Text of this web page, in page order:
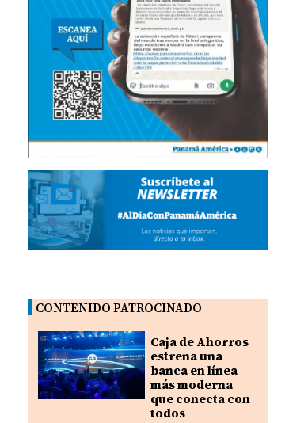
CONTENIDO PATROCINADO
Caja de Ahorros
estrena una
banca en línea
más moderna
que conecta con
todos